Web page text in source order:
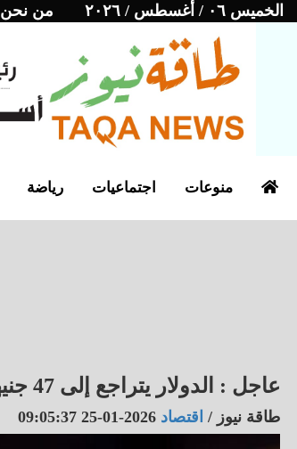
الخميس ٠٦ / أغسطس / ٢٠٢٦ من نحن
رياضة اجتماعيات منوعات
عاجل : الدولار يتراجع إلى 47 جنيهاً الأحد 25 يناير 2026
طاقة نيوز / اقتصاد2026-01-25 09:05:37